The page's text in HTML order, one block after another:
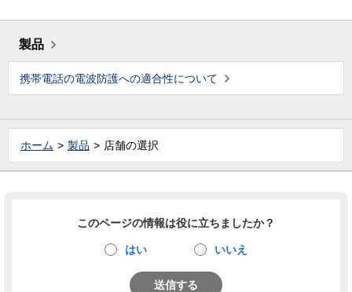
製品
携帯電話の電波防護への適合性について
ホーム 製品 店舗の選択
このページの情報は役に立ちましたか？
はい いいえ
送信する